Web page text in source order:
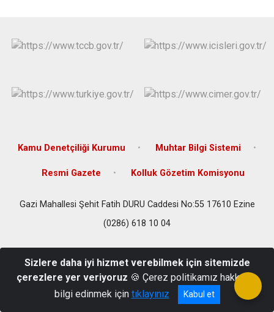
Kamu Denetçiliği Kurumu Muhtar Bilgi Sistemi
Resmi Gazete Kolluk Gözetim Komisyonu
Gazi Mahallesi Şehit Fatih DURU Caddesi No:55 17610 Ezine
(0286) 618 10 04
Sizlere daha iyi hizmet verebilmek için sitemizde
çerezlere yer veriyoruz 🍪 Çerez politikamız hakkında
bilgi edinmek için tıklayınız Kabul et